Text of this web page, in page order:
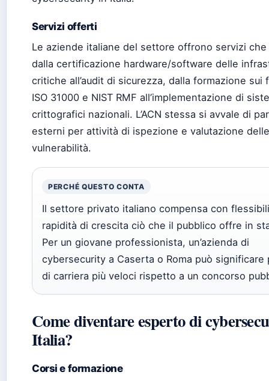
Servizi offerti
Le aziende italiane del settore offrono servizi che
dalla certificazione hardware/software delle
critiche all’audit di sicurezza, dalla formazione sui
ISO 31000 e NIST RMF all’implementazione di
crittografici nazionali. L’ACN stessa si avvale di
esterni per attività di ispezione e valutazione delle
vulnerabilità.
PERCHÉ QUESTO CONTA
Il settore privato italiano compensa con
rapidità di crescita ciò che il pubblico offre in
Per un giovane professionista, un’azienda di
cybersecurity a Caserta o Roma può significare
di carriera più veloci rispetto a un concorso
Come diventare esperto di
Italia?
Corsi e formazione